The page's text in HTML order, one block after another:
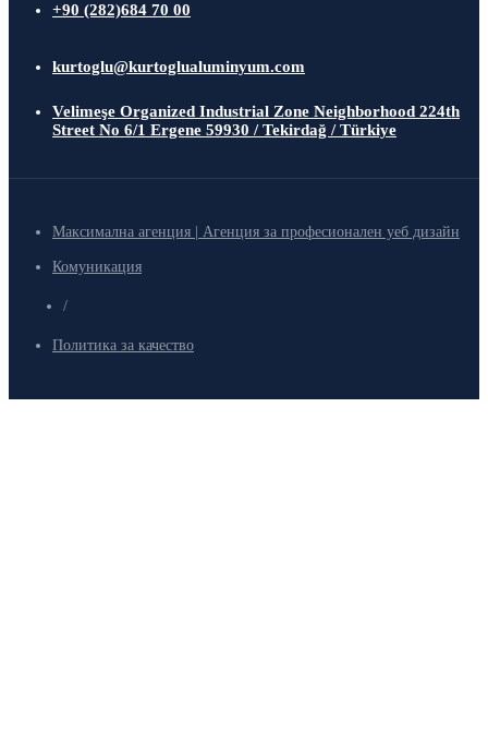
+90 (282)684 70 00
kurtoglu@kurtoglualuminyum.com
Velimeşe Organized Industrial Zone Neighborhood 224th
Street No 6/1 Ergene 59930 / Tekirdağ / Türkiye
Максимална агенция | Агенция за професионален уеб дизайн
Комуникация
/
Политика за качество